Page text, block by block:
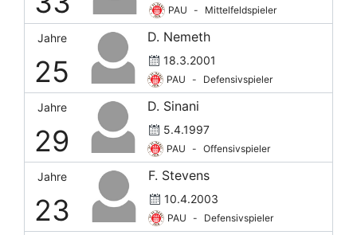
PAU - Mittelfeldspieler
Jahre
25
D. Nemeth
18.3.2001
PAU - Defensivspieler
Jahre
29
D. Sinani
5.4.1997
PAU - Offensivspieler
Jahre
23
F. Stevens
10.4.2003
PAU - Defensivspieler